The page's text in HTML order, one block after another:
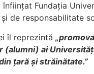
înfiinţat Fundaţia
de responsabilitate
îl reprezintă
(alumni) ai
ţară şi străinătate.”